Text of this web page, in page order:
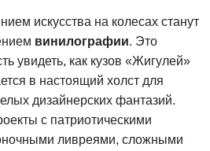
искусства на колесах станут
винилографии. Это
увидеть, как кузов «Жигулей»
в настоящий холст для
дизайнерских фантазий.
с патриотическими
ливреями, сложными